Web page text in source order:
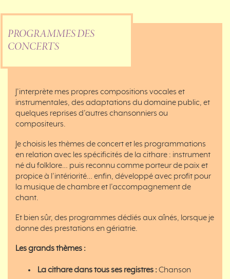
PROGRAMMES DES
CONCERTS
J’interprète mes propres compositions vocales et
instrumentales, des adaptations du domaine public, et
quelques reprises d’autres chansonniers ou
compositeurs.
Je choisis les thèmes de concert et les programmations
en relation avec les spécificités de la cithare : instrument
né du folklore… puis reconnu comme porteur de paix et
propice à l’intériorité… enfin, développé avec profit pour
la musique de chambre et l’accompagnement de
chant.
Et bien sûr, des programmes dédiés aux aînés, lorsque je
donne des prestations en gériatrie.
Les grands thèmes :
La cithare dans tous ses registres :Chanson